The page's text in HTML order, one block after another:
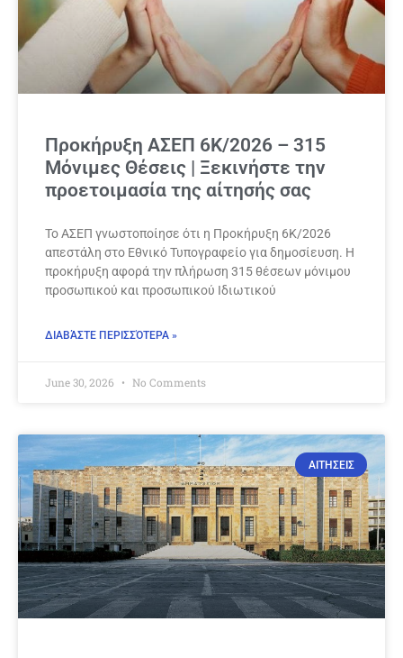
Προκήρυξη ΑΣΕΠ 6Κ/2026 – 315
Μόνιμες Θέσεις | Ξεκινήστε την
προετοιμασία της αίτησής σας
Το ΑΣΕΠ γνωστοποίησε ότι η Προκήρυξη 6Κ/2026
απεστάλη στο Εθνικό Τυπογραφείο για δημοσίευση. Η
προκήρυξη αφορά την πλήρωση 315 θέσεων μόνιμου
προσωπικού και προσωπικού Ιδιωτικού
ΔΙΑΒΆΣΤΕ ΠΕΡΙΣΣΌΤΕΡΑ »
June 30, 2026 No Comments
ΑΙΤΗΣΕΙΣ